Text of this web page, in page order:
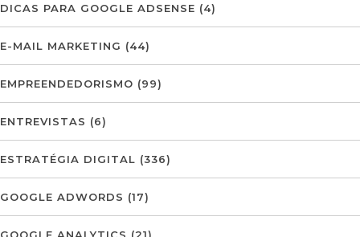
DICAS PARA GOOGLE ADSENSE (4)
E-MAIL MARKETING (44)
EMPREENDEDORISMO (99)
ENTREVISTAS (6)
ESTRATÉGIA DIGITAL (336)
GOOGLE ADWORDS (17)
GOOGLE ANALYTICS (21)